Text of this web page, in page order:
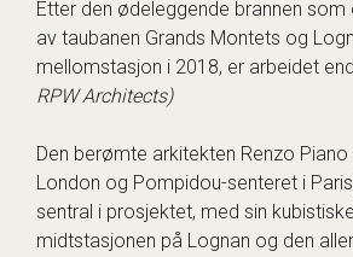
Etter den ødeleggende brannen
av taubanen Grands Montets og
mellomstasjon i 2018, er arbeidet
RPW Architects)
Den berømte arkitekten Renzo Piano
London og Pompidou-senteret i
sentral i prosjektet, med sin
midtstasjonen på Lognan og den